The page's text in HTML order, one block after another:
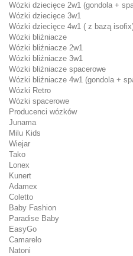
Wózki dziecięce 2w1 (gondola +
Wózki dziecięce 3w1
Wózki dziecięce 4w1 ( z bazą
Wózki bliźniacze
Wózki bliźniacze 2w1
Wózki bliźniacze 3w1
Wózki bliźniacze spacerowe
Wózki bliźniacze 4w1 (gondola +
Wózki Retro
Wózki spacerowe
Producenci wózków
Junama
Milu Kids
Wiejar
Tako
Lonex
Kunert
Adamex
Coletto
Baby Fashion
Paradise Baby
EasyGo
Camarelo
Natoni